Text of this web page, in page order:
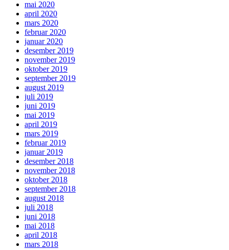
mai 2020
april 2020
mars 2020
februar 2020
januar 2020
desember 2019
november 2019
oktober 2019
september 2019
august 2019
juli 2019
juni 2019
mai 2019
april 2019
mars 2019
februar 2019
januar 2019
desember 2018
november 2018
oktober 2018
september 2018
august 2018
juli 2018
juni 2018
mai 2018
april 2018
mars 2018